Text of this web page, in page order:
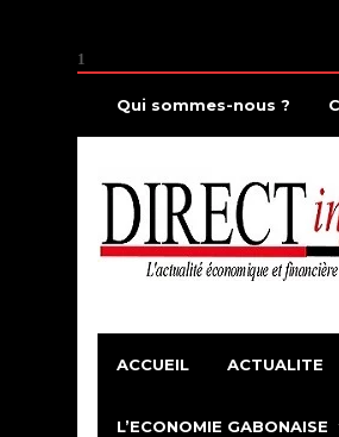
1
Qui sommes-nous ?
ACCUEIL ACTUALITE
L’ECONOMIE GABONAISE